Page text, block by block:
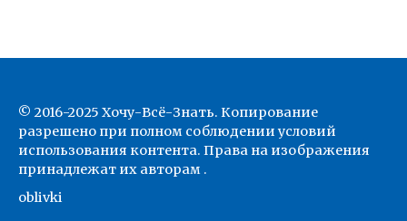
© 2016-2025 Хочу-Всё-Знать. Копирование
разрешено при полном соблюдении условий
использования контента. Права на изображения
принадлежат их авторам .
oblivki